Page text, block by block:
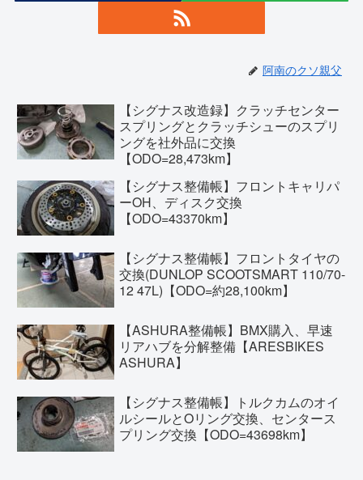
阿南のクソ親父
【シグナス改造録】クラッチセンター
スプリングとクラッチシューのスプリ
ングを社外品に交換
【ODO=28,473km】
【シグナス整備帳】フロントキャリパ
ーOH、ディスク交換
【ODO=43370km】
【シグナス整備帳】フロントタイヤの
交換(DUNLOP SCOOTSMART 110/70-
12 47L)【ODO=約28,100km】
【ASHURA整備帳】BMX購入、早速
リアハブを分解整備【ARESBIKES
ASHURA】
【シグナス整備帳】トルクカムのオイ
ルシールとOリング交換、センタース
プリング交換【ODO=43698km】